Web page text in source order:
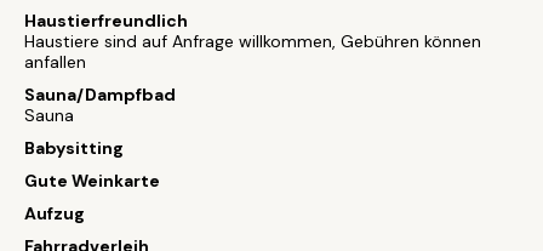
Haustierfreundlich
Haustiere sind auf Anfrage willkommen, Gebühren können
anfallen
Sauna/Dampfbad
Sauna
Babysitting
Gute Weinkarte
Aufzug
Fahrradverleih